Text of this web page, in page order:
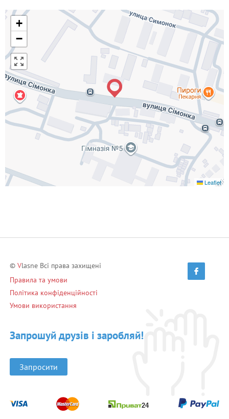
+
−
Leaflet
© Vlasne Всі права захищені
Правила та умови
Політика конфіденційності
Умови використання
Запрошуй друзів і заробляй!
Запросити